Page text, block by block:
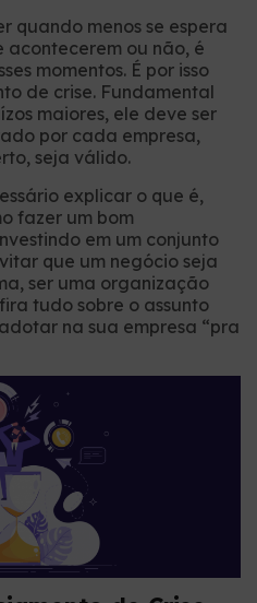
quando menos se espera
acontecerem ou não, é
momentos. É por isso
de crise. Fundamental
maiores, ele deve ser
por cada empresa,
seja válido.
explicar o que é,
fazer um bom
em um conjunto
que um negócio seja
ser uma organização
tudo sobre o assunto
na sua empresa “pra